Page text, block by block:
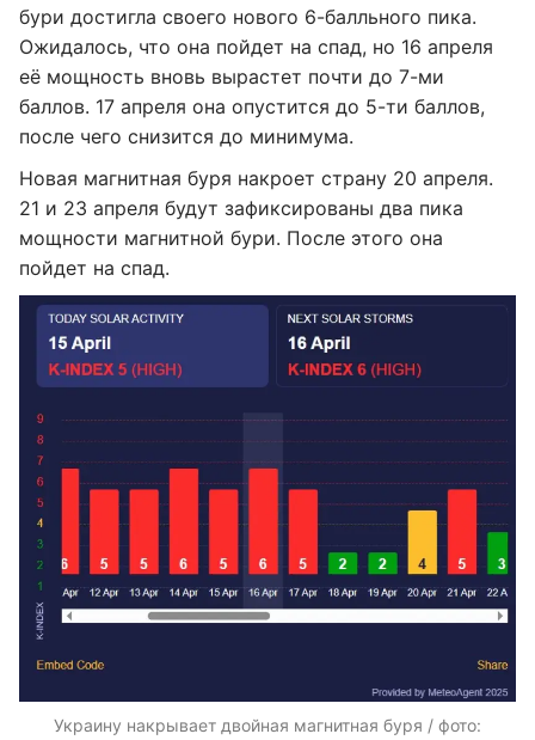
бури достигла своего нового 6-балльного пика.
Ожидалось, что она пойдет на спад, но 16 апреля
её мощность вновь вырастет почти до 7-ми
баллов. 17 апреля она опустится до 5-ти баллов,
после чего снизится до минимума.
Новая магнитная буря накроет страну 20 апреля.
21 и 23 апреля будут зафиксированы два пика
мощности магнитной бури. После этого она
пойдет на спад.
Украину накрывает двойная магнитная буря / фото: